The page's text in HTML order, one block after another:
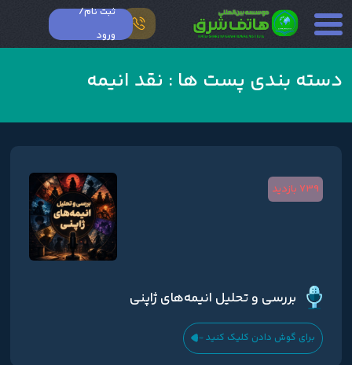
ثبت نام/
ورود
دسته بندی پست ها : نقد انیمه
739 بازدید
بررسی و تحلیل انیمه‌های ژاپنی
برای گوش دادن کلیک کنید